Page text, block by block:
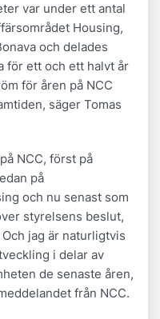
var under ett antal
Housing,
och delades
för ett och ett halvt år
för åren på NCC
säger Tomas
NCC, först på
på
och nu senast som
styrelsens beslut,
jag är naturligtvis
i delar av
de senaste åren,
från NCC.